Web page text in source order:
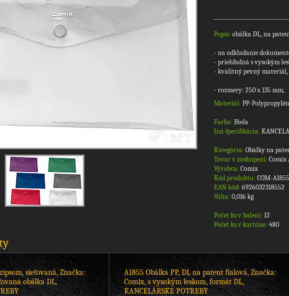
Popis: obálka DL, na
- na odkladanie
- priehľadná s vysokým
- kvalitný pevný materiál,
- rozmery: 250 x 135 mm,
Materiál: PP-Polypropylén
Farba: Biela
Iná špecifikácia:
Kategória: Obálky na
Tovar v zoskupení: Comix
Výrobca: Comix
Kód produktu: COM-
EAN kód: 6926032318552
Váha: 0,016 kg
Počet ks v balení: 12
Počet ks v kartóne: 480
sieťovaná, Značka:
obálka DL,
A1855 Obálka PP, DL na patent fialová, Značka:
Comix, s vysokým leskom, formát DL,
KANCELÁRSKE POTREBY